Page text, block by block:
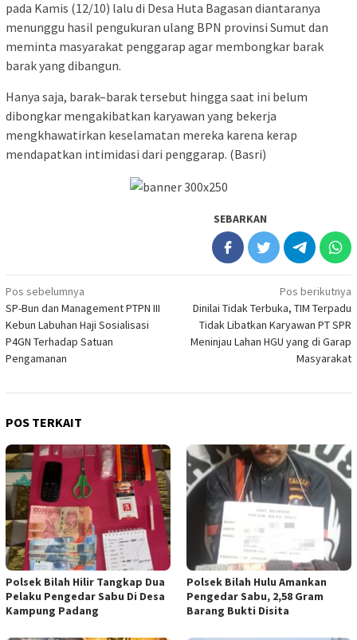
pada Kamis (12/10) lalu di Desa Huta Bagasan diantaranya
menunggu hasil pengukuran ulang BPN provinsi Sumut dan
meminta masyarakat penggarap agar membongkar barak
barak yang dibangun.
Hanya saja, barak–barak tersebut hingga saat ini belum
dibongkar mengakibatkan karyawan yang bekerja
mengkhawatirkan keselamatan mereka karena kerap
mendapatkan intimidasi dari penggarap. (Basri)
SEBARKAN
Navigasi
pos
Pos sebelumnya
SP-Bun dan Management PTPN III
Kebun Labuhan Haji Sosialisasi
P4GN Terhadap Satuan
Pengamanan
Pos berikutnya
Dinilai Tidak Terbuka, TIM Terpadu
Tidak Libatkan Karyawan PT SPR
Meninjau Lahan HGU yang di Garap
Masyarakat
POS TERKAIT
Polsek Bilah Hilir Tangkap Dua
Pelaku Pengedar Sabu Di Desa
Kampung Padang
Polsek Bilah Hulu Amankan
Pengedar Sabu, 2,58 Gram
Barang Bukti Disita